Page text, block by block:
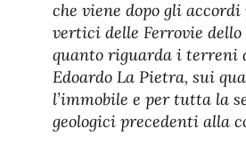
che viene dopo gli
vertici delle Ferrovie dello
quanto riguarda i terreni
Edoardo La Pietra, sui
l’immobile e per tutta la
geologici precedenti alla